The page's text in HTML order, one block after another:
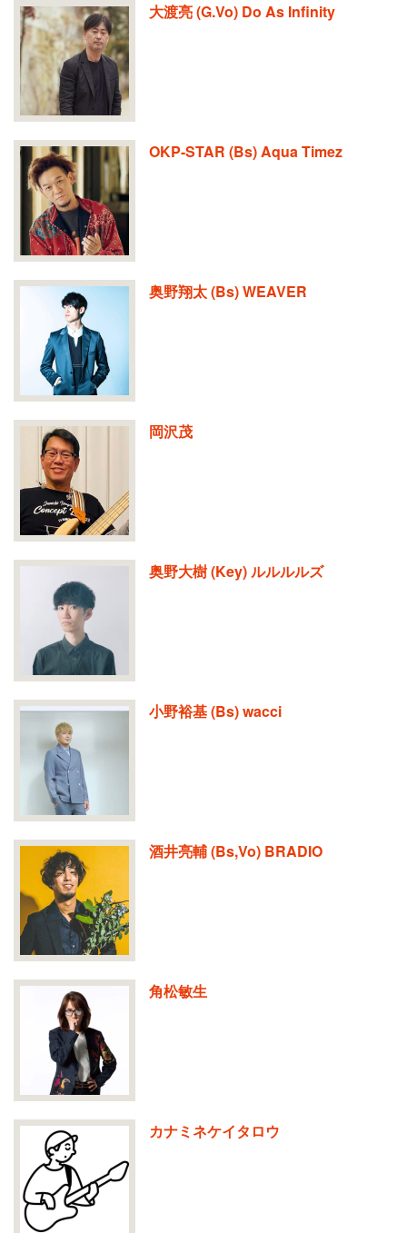
大渡亮 (G.Vo) Do As Infinity
OKP-STAR (Bs) Aqua Timez
奥野翔太 (Bs) WEAVER
岡沢茂
奥野大樹 (Key) ルルルルズ
小野裕基 (Bs) wacci
酒井亮輔 (Bs,Vo) BRADIO
角松敏生
カナミネケイタロウ